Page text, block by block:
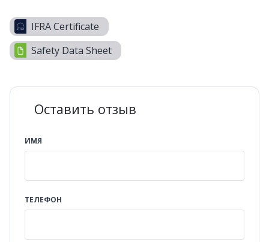
IFRA Certificate
Safety Data Sheet
Оставить отзыв
ИМЯ
ТЕЛЕФОН